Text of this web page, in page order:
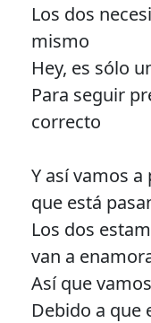
Los dos
mismo
Hey, es sólo
Para seguir
correcto
Y así vamos
que está
Los dos
van a
Así que
Debido a que